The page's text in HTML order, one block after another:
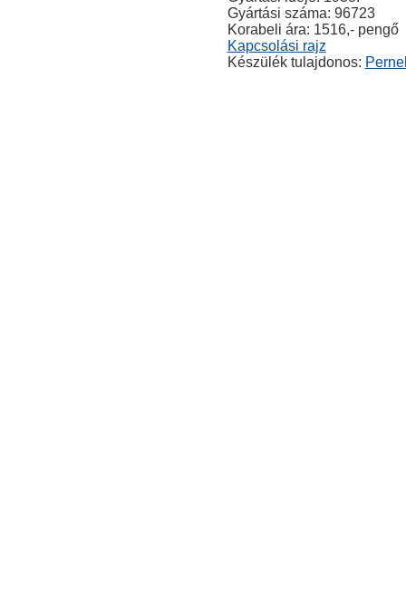
Gyártási száma: 96723
Korabeli ára: 1516,- pengő
Kapcsolási rajz
Készülék tulajdonos: